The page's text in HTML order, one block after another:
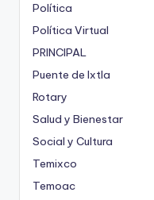
Política
Política Virtual
PRINCIPAL
Puente de Ixtla
Rotary
Salud y Bienestar
Social y Cultura
Temixco
Temoac